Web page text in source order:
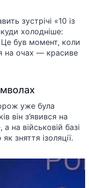
зустрічі «10 із
холодніше:
Це був момент, коли
на очах — красиве
уже була
він з’явився на
на військовій базі
зняття ізоляції.